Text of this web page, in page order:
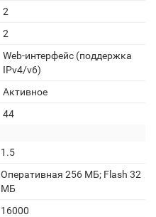
2
2
Web-интерфейс (поддержка
IPv4/v6)
Активное
44
1.5
Оперативная 256 МБ; Flash 32
МБ
16000